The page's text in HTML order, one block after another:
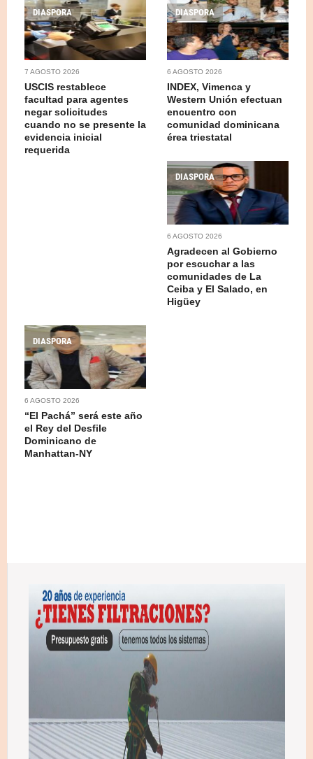
DIASPORA
7 AGOSTO 2026
USCIS restablece
facultad para agentes
negar solicitudes
cuando no se presente la
evidencia inicial
requerida
DIASPORA
6 AGOSTO 2026
INDEX, Vimenca y
Western Unión efectuan
encuentro con
comunidad dominicana
érea triestatal
DIASPORA
6 AGOSTO 2026
Agradecen al Gobierno
por escuchar a las
comunidades de La
Ceiba y El Salado, en
Higüey
DIASPORA
6 AGOSTO 2026
“El Pachá” será este año
el Rey del Desfile
Dominicano de
Manhattan-NY